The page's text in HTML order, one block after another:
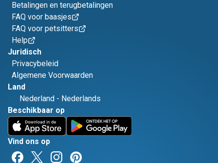
Betalingen en terugbetalingen
FAQ voor baasjes
FAQ voor petsitters
Help
Juridisch
Privacybeleid
Algemene Voorwaarden
Land
Nederland - Nederlands
Beschikbaar op
Vind ons op